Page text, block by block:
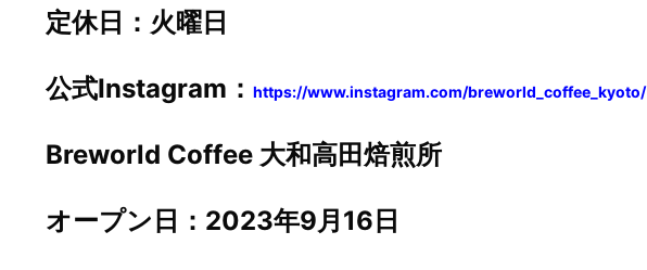
定休日：火曜日
公式Instagram： https://www.instagram.com/breworld_coffee_kyoto/
Breworld Coffee 大和高田焙煎所
オープン日：2023年9月16日